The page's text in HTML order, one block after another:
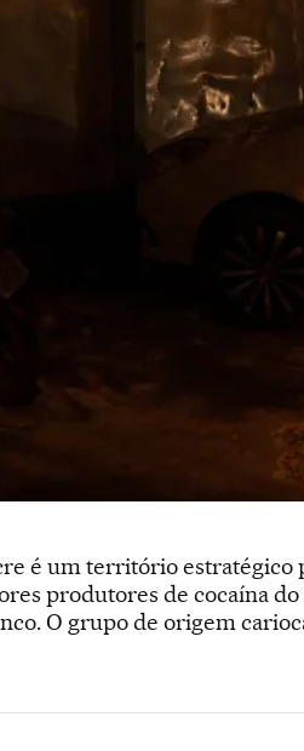
é um território estratégico
produtores de cocaína
O grupo de origem